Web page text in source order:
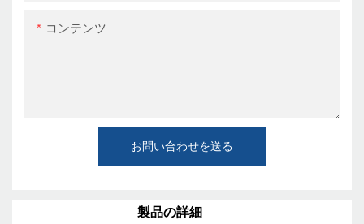
コンテンツ
お問い合わせを送る
製品の詳細